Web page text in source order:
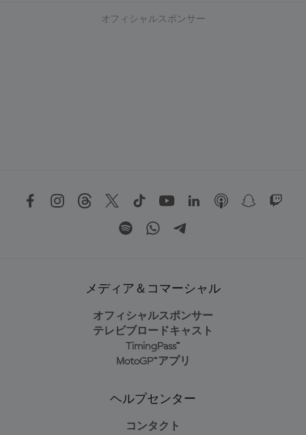
オフィシャルスポンサー
メディア＆コマーシャル
オフィシャルスポンサー
テレビブロードキャスト
TimingPass™
MotoGP™アプリ
ヘルプセンター
コンタクト